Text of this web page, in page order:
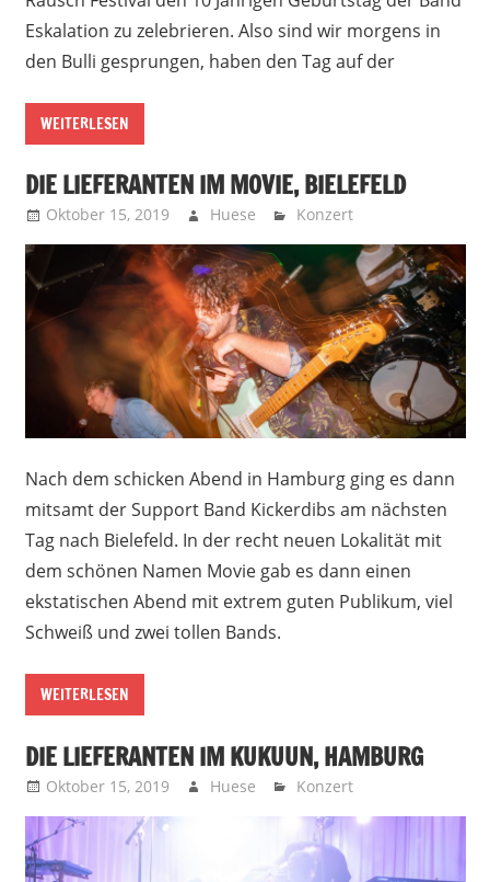
Eskalation zu zelebrieren. Also sind wir morgens in
den Bulli gesprungen, haben den Tag auf der
WEITERLESEN
DIE LIEFERANTEN IM MOVIE, BIELEFELD
Oktober 15, 2019 Huese Konzert
Nach dem schicken Abend in Hamburg ging es dann
mitsamt der Support Band Kickerdibs am nächsten
Tag nach Bielefeld. In der recht neuen Lokalität mit
dem schönen Namen Movie gab es dann einen
ekstatischen Abend mit extrem guten Publikum, viel
Schweiß und zwei tollen Bands.
WEITERLESEN
DIE LIEFERANTEN IM KUKUUN, HAMBURG
Oktober 15, 2019 Huese Konzert